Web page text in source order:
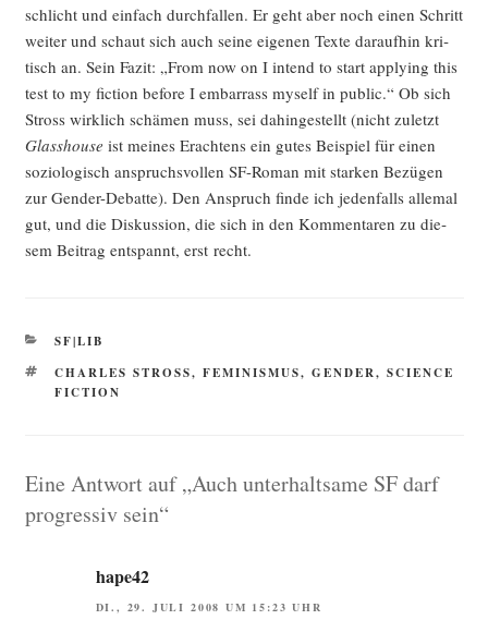
schlicht und ein­fach durch­fal­len. Er geht aber noch einen Schritt
wei­ter und schaut sich auch sei­ne eige­nen Tex­te dar­auf­hin kri­
tisch an. Sein Fazit: „From now on I intend to start app­ly­ing this
test to my fic­tion befo­re I embarrass mys­elf in public.“ Ob sich
Stross wirk­lich schä­men muss, sei dahin­ge­stellt (nicht zuletzt
Glass­house ist mei­nes Erach­tens ein gutes Bei­spiel für einen
sozio­lo­gisch anspruchs­vol­len SF-Roman mit star­ken Bezü­gen
zur Gen­der-Debat­te). Den Anspruch fin­de ich jeden­falls alle­mal
gut, und die Dis­kus­si­on, die sich in den Kom­men­ta­ren zu die­
sem Bei­trag ent­spannt, erst recht.
KATEGORIEN
SF|LIB
SCHLAGWÖRTER
CHARLES STROSS, FEMINISMUS, GENDER, SCIENCE
FICTION
Eine Antwort auf „Auch unterhaltsame SF darf
progressiv sein“
hape42
DI., 29. JULI 2008 UM 15:23 UHR